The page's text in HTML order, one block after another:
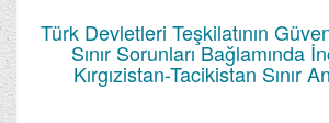
Türk Devletleri Teşkilatının
Sınır Sorunları Bağlamında
Kırgızistan-Tacikistan Sınır